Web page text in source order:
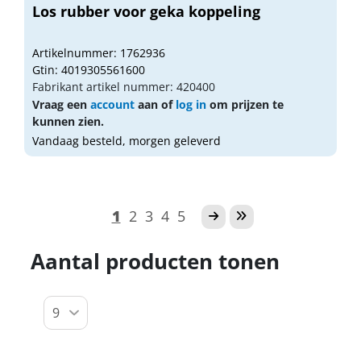
Los rubber voor geka koppeling
Artikelnummer: 1762936
Gtin: 4019305561600
Fabrikant artikel nummer: 420400
Vraag een account aan of log in om prijzen te
kunnen zien.
Vandaag besteld, morgen geleverd
1 2 3 4 5
Aantal producten tonen